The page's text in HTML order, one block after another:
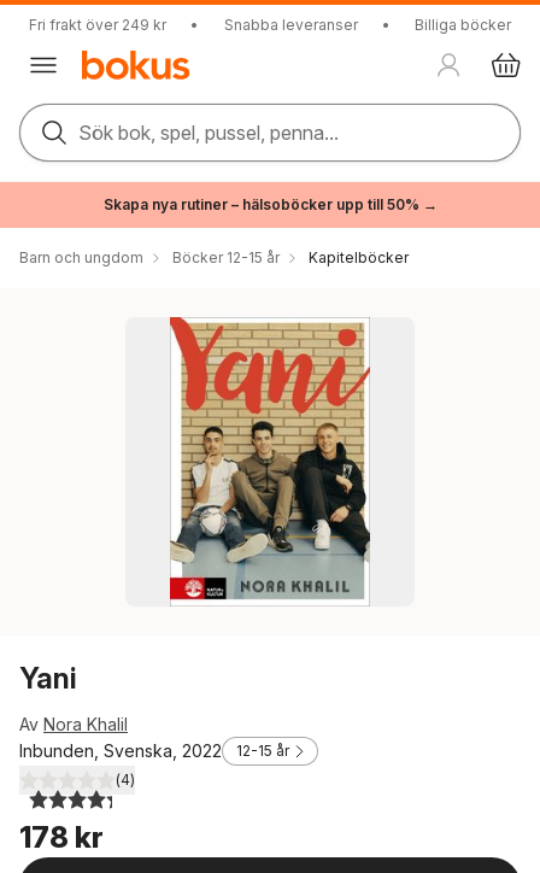
Fri frakt över 249 kr • Snabba leveranser • Billiga böcker
Sök bok, spel, pussel, penna...
Skapa nya rutiner – hälsoböcker upp till 50% →
Barn och ungdom Böcker 12-15 år Kapitelböcker
Yani
Av Nora Khalil
Inbunden, Svenska, 2022
12-15 år
4,3utav 5 stjärnor. Totalt antal röster:
(4)
178 kr